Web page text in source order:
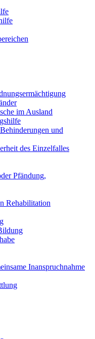
im Ausland
und
des Einzelfalles
Pfändung,
Rehabilitation
Inanspruchnahme